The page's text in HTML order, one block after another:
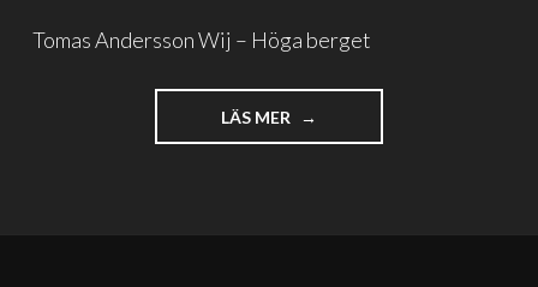
Tomas Andersson Wij – Höga berget
LÄS MER
"HÖGA
BERGET."